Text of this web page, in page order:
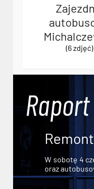
(6 zdjęć)
W sobotę 4
oraz